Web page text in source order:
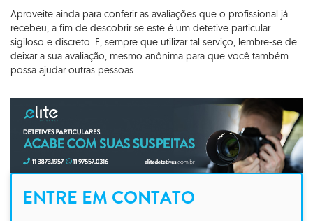
Aproveite ainda para conferir as avaliações que o profissional já
recebeu, a fim de descobrir se este é um detetive particular
sigiloso e discreto. E, sempre que utilizar tal serviço, lembre-se de
deixar a sua avaliação, mesmo anônima para que você também
possa ajudar outras pessoas.
ENTRE EM CONTATO